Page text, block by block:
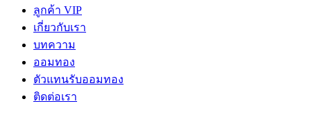
ลูกค้า VIP
เกี่ยวกับเรา
บทความ
ออมทอง
ตัวแทนรับออมทอง
ติดต่อเรา